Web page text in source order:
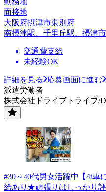
面接地
大阪府摂津市東別府
南摂津駅、千里丘駅、摂津
交通費支給
未経験OK
詳細を見る
応募画面に進む
派遣労働者
株式会社ドライブトライブ/
#30～40代男女活躍中【4t車
給あり★頑張りはしっかり